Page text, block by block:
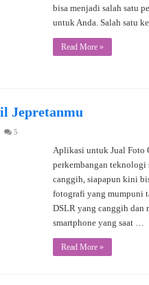
bisa menjadi salah satu
untuk Anda. Salah satu
Read More »
Jepretanmu
5
Aplikasi untuk Jual Foto
perkembangan teknologi
canggih, siapapun kini
fotografi yang mumpuni
DSLR yang canggih dan
smartphone yang saat …
Read More »